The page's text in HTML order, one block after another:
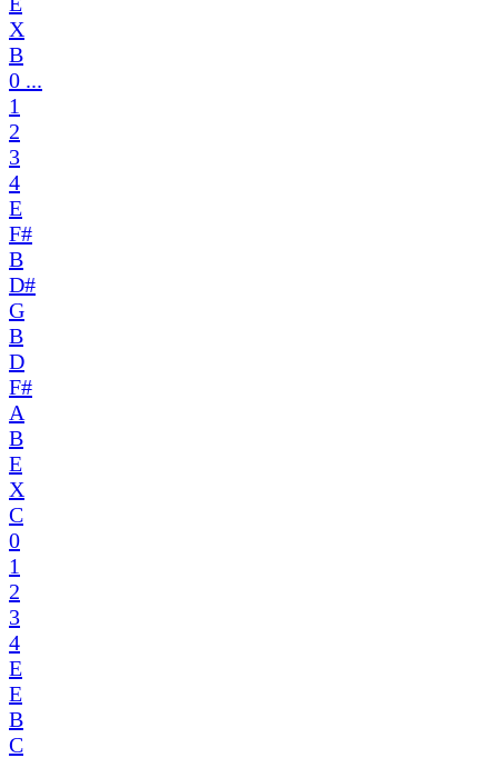
X
B
0 ...
1
2
3
4
E
F#
B
D#
G
B
D
F#
A
B
E
X
C
0
1
2
3
4
E
E
B
C